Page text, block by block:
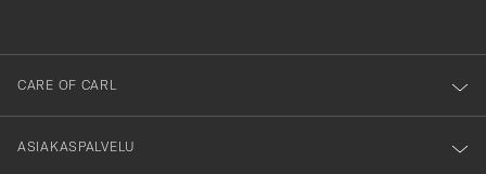
dig
till
vårt
nyhetsbrev!
CARE OF CARL
ASIAKASPALVELU